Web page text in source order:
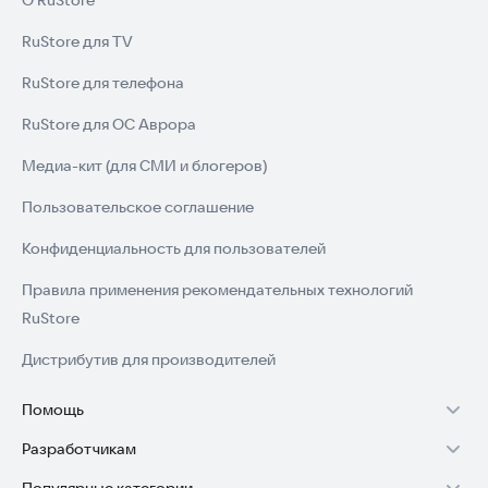
RuStore для TV
RuStore для телефона
RuStore для ОС Аврора
Медиа-кит (для СМИ и блогеров)
Пользовательское соглашение
Конфиденциальность для пользователей
Правила применения рекомендательных технологий
RuStore
Дистрибутив для производителей
Помощь
Установка RuStore на TV
Разработчикам